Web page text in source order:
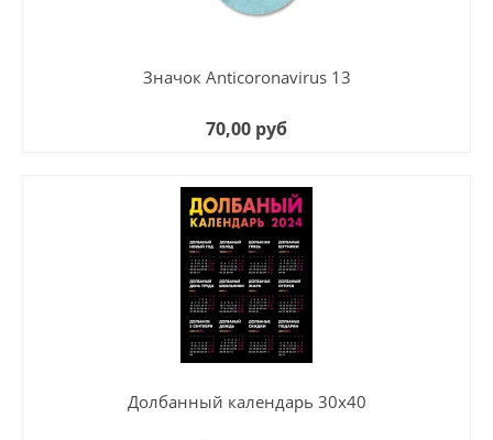
Значок Anticoronavirus 13
70,00 руб
Долбанный календарь 30х40